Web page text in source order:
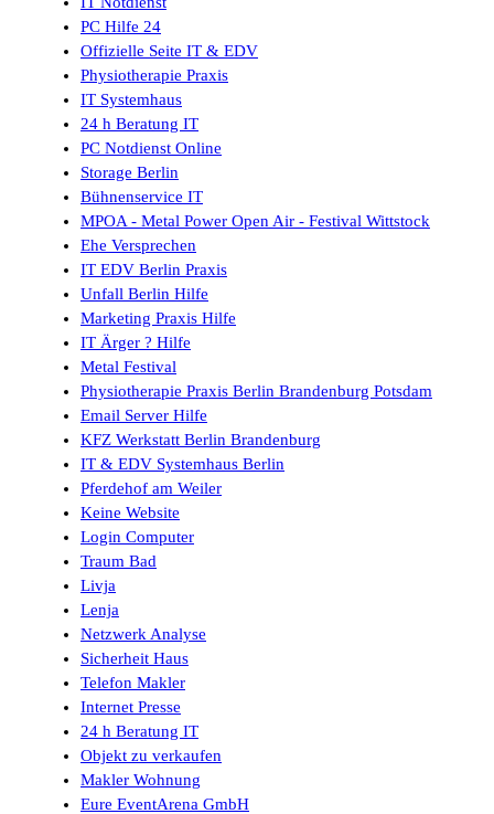
PC Hilfe 24
Offizielle Seite IT & EDV
Physiotherapie Praxis
IT Systemhaus
24 h Beratung IT
PC Notdienst Online
Storage Berlin
Bühnenservice IT
MPOA - Metal Power Open Air - Festival Wittstock
Ehe Versprechen
IT EDV Berlin Praxis
Unfall Berlin Hilfe
Marketing Praxis Hilfe
IT Ärger ? Hilfe
Metal Festival
Physiotherapie Praxis Berlin Brandenburg Potsdam
Email Server Hilfe
KFZ Werkstatt Berlin Brandenburg
IT & EDV Systemhaus Berlin
Pferdehof am Weiler
Keine Website
Login Computer
Traum Bad
Livja
Lenja
Netzwerk Analyse
Sicherheit Haus
Telefon Makler
Internet Presse
24 h Beratung IT
Objekt zu verkaufen
Makler Wohnung
Eure EventArena GmbH